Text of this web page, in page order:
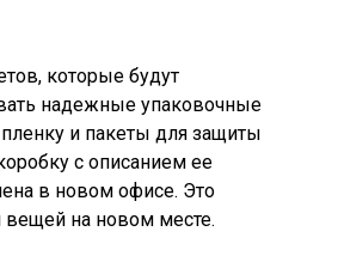
которые будут
надежные упаковочные
и пакеты для защиты
с описанием ее
в новом офисе. Это
вещей на новом месте.